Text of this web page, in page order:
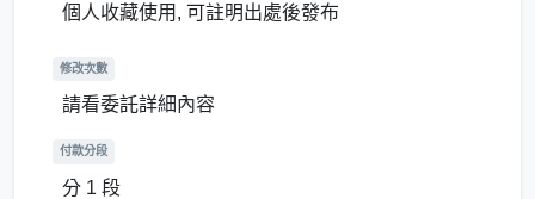
個人收藏使用, 可註明出處後發布
修改次數
請看委託詳細內容
付款分段
分 1 段